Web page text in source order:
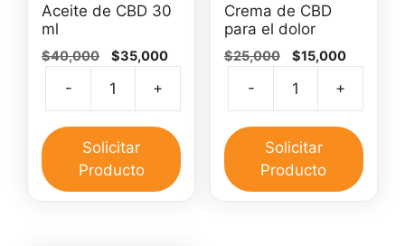
Aceite de CBD 30
ml
$40,000
El
original
era:
$40,000.
$35,000El
es:
$35,000.
-
CBD
30
+
Solicitar
Producto
Crema de CBD
para el dolor
$25,000
El
original
era:
$25,000.
$15,000El
es:
$15,000.
-
CBD
para
+
Solicitar
Producto